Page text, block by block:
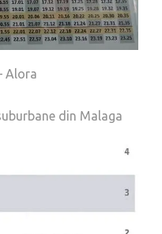
Alora
din Malaga